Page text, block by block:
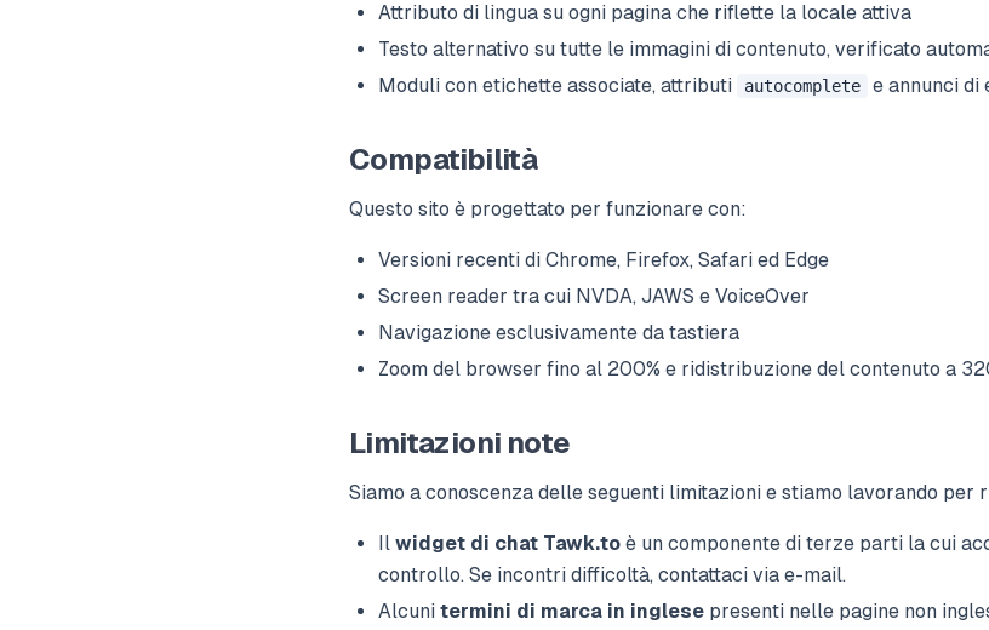
Attributo di lingua su ogni pagina che riflette la locale attiva
Testo alternativo su tutte le immagini di contenuto, verificato
Moduli con etichette associate, attributi
autocomplete e annunci
Compatibilità
Questo sito è progettato per funzionare con:
Versioni recenti di Chrome, Firefox, Safari ed Edge
Screen reader tra cui NVDA, JAWS e VoiceOver
Navigazione esclusivamente da tastiera
Zoom del browser fino al 200% e ridistribuzione del contenuto a
Limitazioni note
Siamo a conoscenza delle seguenti limitazioni e stiamo lavorando per
Il widget di chat Tawk.to è un componente di terze parti la cui
controllo. Se incontri difficoltà, contattaci via e-mail.
Alcuni termini di marca in inglese presenti nelle pagine non